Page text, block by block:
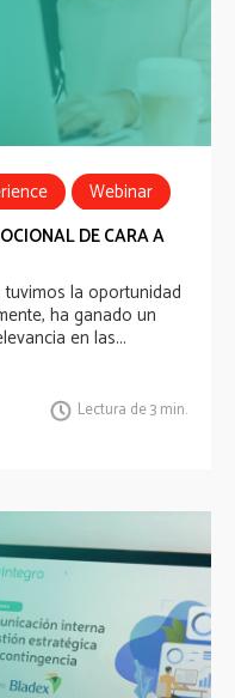
Webinar
DE CARA A
la oportunidad
ha ganado un
en las...
Lectura de 3 min.